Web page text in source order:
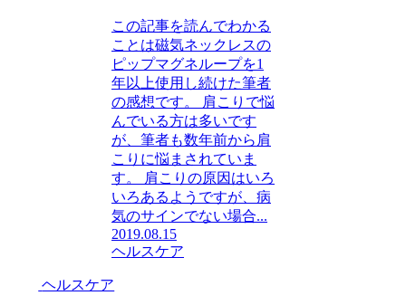
この記事を読んでわかる
ことは磁気ネックレスの
ピップマグネループを1
年以上使用し続けた筆者
の感想です。 肩こりで悩
んでいる方は多いです
が、筆者も数年前から肩
こりに悩まされていま
す。 肩こりの原因はいろ
いろあるようですが、病
気のサインでない場合...
2019.08.15
ヘルスケア
ヘルスケア